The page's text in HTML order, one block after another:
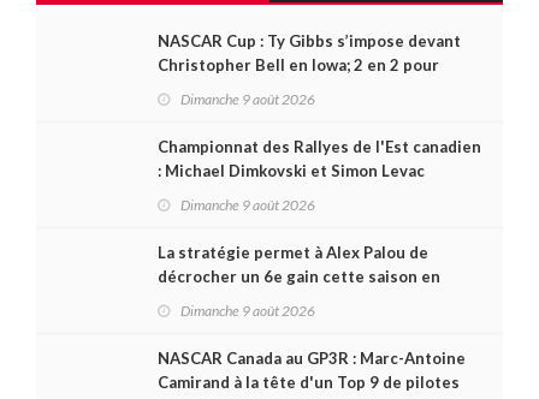
NASCAR Cup : Ty Gibbs s’impose devant
Christopher Bell en Iowa; 2 en 2 pour
Dimanche 9 août 2026
Championnat des Rallyes de l'Est canadien
: Michael Dimkovski et Simon Levac
Dimanche 9 août 2026
La stratégie permet à Alex Palou de
décrocher un 6e gain cette saison en
Dimanche 9 août 2026
NASCAR Canada au GP3R : Marc-Antoine
Camirand à la tête d'un Top 9 de pilotes